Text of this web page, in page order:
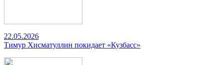
22.05.2026
Тимур Хисматуллин покидает «Кузбасс»